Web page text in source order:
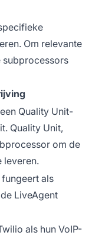
Om relevante
subprocessors
Quality Unit-
Quality Unit,
om de
leveren.
als
LiveAgent
als hun VoIP-